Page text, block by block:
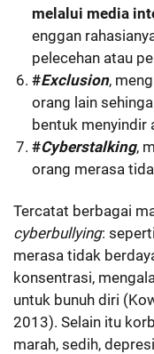
melalui media
enggan
pelecehan atau
#Exclusion,
orang lain
bentuk menyindir
#Cyberstalking,
orang merasa
Tercatat berbagai
cyberbullying: seperti
merasa tidak
konsentrasi,
untuk bunuh diri
2013). Selain itu
marah, sedih,